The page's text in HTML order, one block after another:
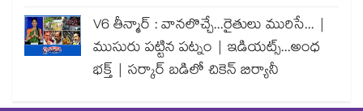
V6 తీన్మార్ : వానలొచ్చే...రైతులు మురిసే... |
ముసురు పట్టిన పట్నం | ఇడియట్స్...అంధ
భక్త్ | సర్కార్ బడిలో చికెన్ బిర్యానీ